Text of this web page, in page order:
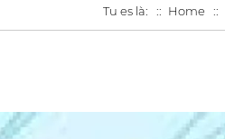
Tu es là: Home